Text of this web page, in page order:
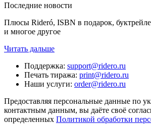
Последние новости
Плюсы Rideró, ISBN в подарок,
и многое другое
Читать дальше
Поддержка: support@ridero.ru
Печать тиража: print@ridero.ru
Наши услуги: order@ridero.ru
Предоставляя персональные данные по
контактным данным, вы даёте своё
определенных Политикой обработки